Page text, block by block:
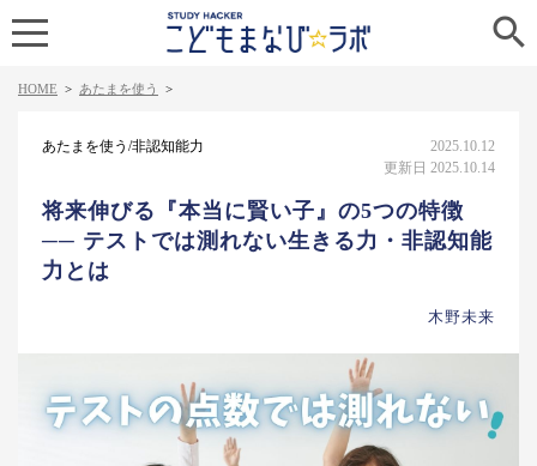

HOME > あたまを使う >
あたまを使う/非認知能力
2025.10.12
更新日 2025.10.14
将来伸びる『本当に賢い子』の5つの特徴
── テストでは測れない生きる力・非認知能
力とは
木野未来